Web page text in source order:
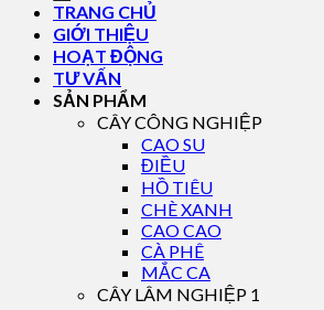
TRANG CHỦ
GIỚI THIỆU
HOẠT ĐỘNG
TƯ VẤN
SẢN PHẨM
CÂY CÔNG NGHIỆP
CAO SU
ĐIỀU
HỒ TIÊU
CHÈ XANH
CAO CAO
CÀ PHÊ
MẮC CA
CÂY LÂM NGHIỆP 1